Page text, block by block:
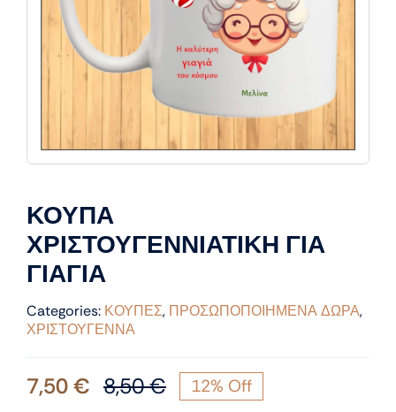
ΚΟΥΠΑ
ΧΡΙΣΤΟΥΓΕΝΝΙΑΤΙΚΗ ΓΙΑ
ΓΙΑΓΙΑ
Categories: ΚΟΥΠΕΣ, ΠΡΟΣΩΠΟΠΟΙΗΜΕΝΑ ΔΩΡΑ,
ΧΡΙΣΤΟΥΓΕΝΝΑ
8,50€Original
7,50€
Η
12% Off